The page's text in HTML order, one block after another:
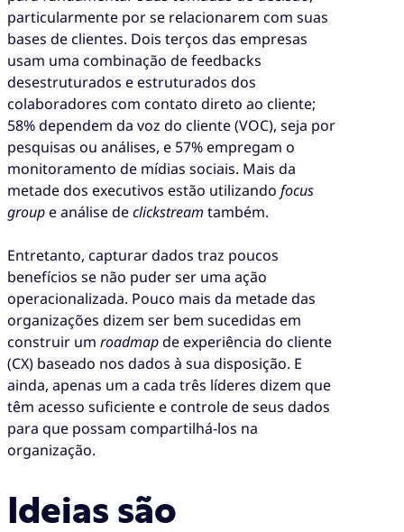
particularmente por se relacionarem com suas
bases de clientes. Dois terços das empresas
usam uma combinação de feedbacks
desestruturados e estruturados dos
colaboradores com contato direto ao cliente;
58% dependem da voz do cliente (VOC), seja por
pesquisas ou análises, e 57% empregam o
monitoramento de mídias sociais. Mais da
metade dos executivos estão utilizando focus
groupe análise declickstream também.
Entretanto, capturar dados traz poucos
benefícios se não puder ser uma ação
operacionalizada. Pouco mais da metade das
organizações dizem ser bem sucedidas em
construir um roadmapde experiência do cliente
(CX) baseado nos dados à sua disposição. E
ainda, apenas um a cada três líderes dizem que
têm acesso suficiente e controle de seus dados
para que possam compartilhá-los na
organização.
Ideias são